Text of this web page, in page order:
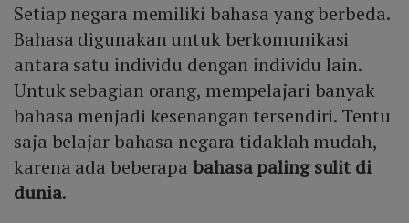
Setiap negara memiliki bahasa yang berbeda.
Bahasa digunakan untuk berkomunikasi
antara satu individu dengan individu lain.
Untuk sebagian orang, mempelajari banyak
bahasa menjadi kesenangan tersendiri. Tentu
saja belajar bahasa negara tidaklah mudah,
karena ada beberapa bahasa paling sulit di
dunia.